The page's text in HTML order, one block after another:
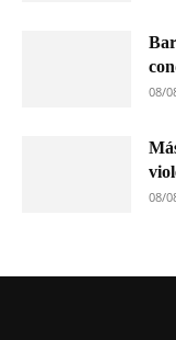
08/
08/